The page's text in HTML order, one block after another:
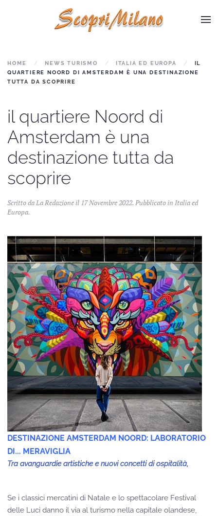
Skip to main content
HOME NEWS TURISMO ITALIA ED EUROPA
IL
QUARTIERE NOORD DI AMSTERDAM È UNA DESTINAZIONE
TUTTA DA SCOPRIRE
il quartiere Noord di
Amsterdam è una
destinazione tutta da
scoprire
Scritto da La Redazione il 17 Novembre 2022. Pubblicato in Italia ed
Europa.
DESTINAZIONE AMSTERDAM NOORD: LABORATORIO
DI... MERAVIGLIA
Tra avanguardie artistiche e nuovi concetti di ospitalità,
Se i classici mercatini di Natale e lo spettacolare Festival
delle Luci danno il via al turismo nella capitale olandese,